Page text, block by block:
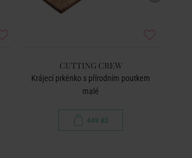
CUTTING CREW
Krájecí prkénko s přírodním poutkem
malé
449 Kč